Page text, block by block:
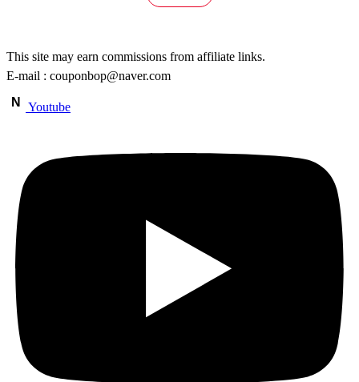
This site may earn commissions from affiliate links.
E-mail : couponbop@naver.com
N
Youtube